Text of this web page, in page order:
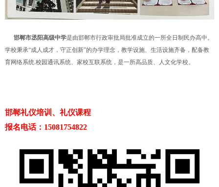
邯郸市丞阳高级中学是由邯郸市行政审批局批准成立的一所全日制民办高中。
学校秉承“成人成才，守正创新”的办学理念，教学设施、生活设施齐备，配备教
育网络系统.校园通讯系统、家校互联系统，是一所高品质、人文化学校。
邯郸礼仪培训、礼仪课程
报名电话：15081754822